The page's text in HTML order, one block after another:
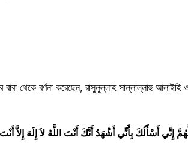
থেকে বর্ণনা করেছেন, রাসুলুল্লাহ সাল্লাল্লাহু আলাইহি
إِنِّي أَسْأَلُكَ بِأَنِّي أَشْهَدُ أَنَّكَ أَنْتَ اللَّهُ لاَ إِلَهَ إِلاَّ